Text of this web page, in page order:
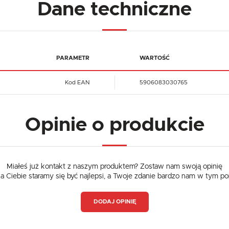
Dane techniczne
PARAMETR WARTOŚĆ
Kod EAN 5906083030765
Opinie o produkcie
Miałeś już kontakt z naszym produktem? Zostaw nam swoją opinię
Ciebie staramy się być najlepsi, a Twoje zdanie bardzo nam w tym
DODAJ OPINIĘ